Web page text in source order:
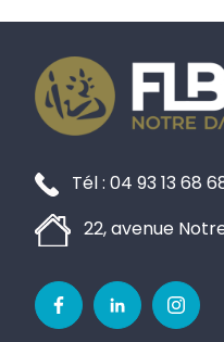
Tél : 04 93 13 68
22, avenue
F
L
I